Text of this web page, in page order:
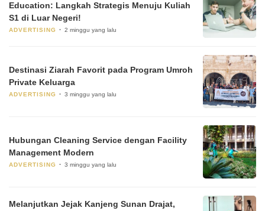
Education: Langkah Strategis Menuju Kuliah
S1 di Luar Negeri!
ADVERTISING 2 minggu yang lalu
Destinasi Ziarah Favorit pada Program Umroh
Private Keluarga
ADVERTISING 3 minggu yang lalu
Hubungan Cleaning Service dengan Facility
Management Modern
ADVERTISING 3 minggu yang lalu
Melanjutkan Jejak Kanjeng Sunan Drajat,